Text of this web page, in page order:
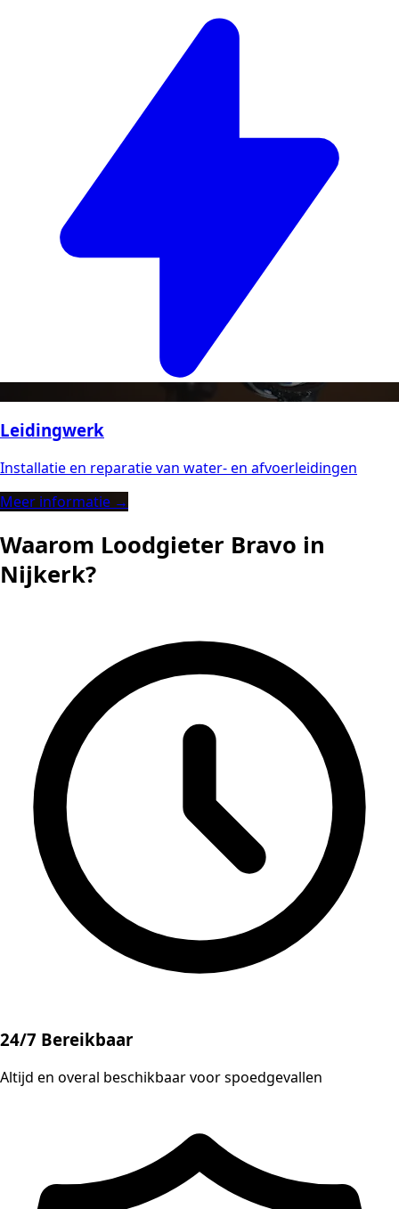
Leidingwerk
Installatie en reparatie van water- en afvoerleidingen
Meer informatie →
Waarom Loodgieter Bravo in
Nijkerk?
24/7 Bereikbaar
Altijd en overal beschikbaar voor spoedgevallen